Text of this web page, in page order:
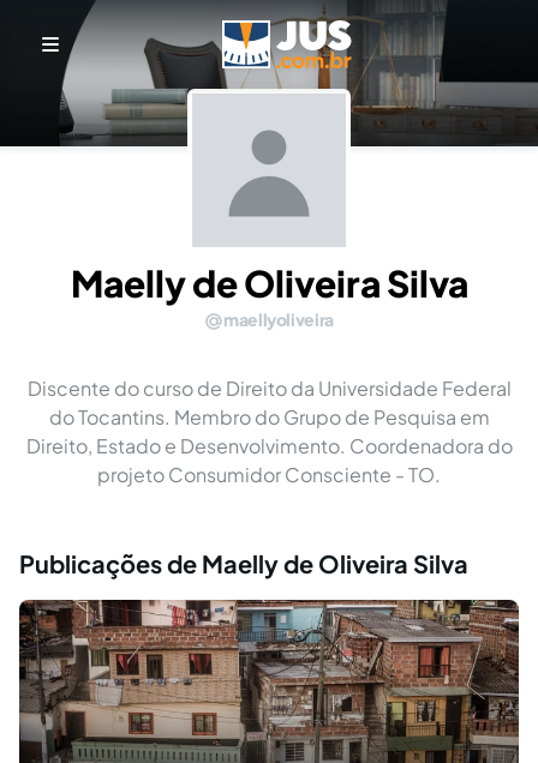
Maelly de Oliveira Silva
maellyoliveira
Discente do curso de Direito da Universidade Federal
do Tocantins. Membro do Grupo de Pesquisa em
Direito, Estado e Desenvolvimento. Coordenadora do
projeto Consumidor Consciente - TO.
Publicações de Maelly de Oliveira Silva